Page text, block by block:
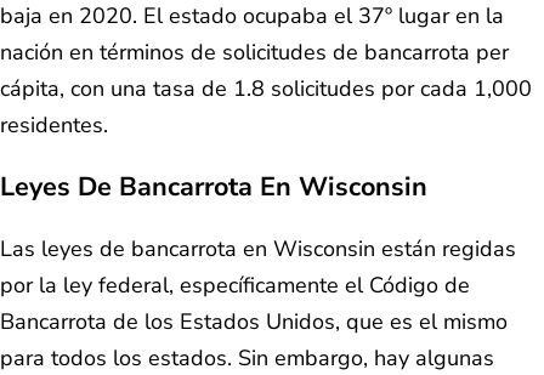
baja en 2020. El estado ocupaba el 37º lugar en la
nación en términos de solicitudes de bancarrota per
cápita, con una tasa de 1.8 solicitudes por cada 1,000
residentes.
Leyes De Bancarrota En Wisconsin
Las leyes de bancarrota en Wisconsin están regidas
por la ley federal, específicamente el Código de
Bancarrota de los Estados Unidos, que es el mismo
para todos los estados. Sin embargo, hay algunas